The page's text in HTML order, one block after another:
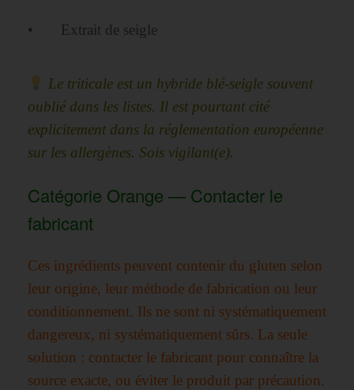
• Extrait de seigle
Le triticale est un hybride blé-seigle souvent
oublié dans les listes. Il est pourtant cité
explicitement dans la réglementation européenne
sur les allergènes. Sois vigilant(e).
Catégorie Orange — Contacter le
fabricant
Ces ingrédients peuvent contenir du gluten selon
leur origine, leur méthode de fabrication ou leur
conditionnement. Ils ne sont ni systématiquement
dangereux, ni systématiquement sûrs. La seule
solution : contacter le fabricant pour connaître la
source exacte, ou éviter le produit par précaution.